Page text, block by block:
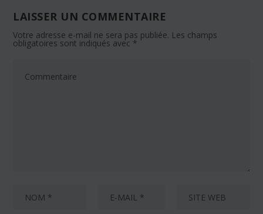
LAISSER UN COMMENTAIRE
Votre adresse e-mail ne sera pas publiée. Les champs
obligatoires sont indiqués avec *